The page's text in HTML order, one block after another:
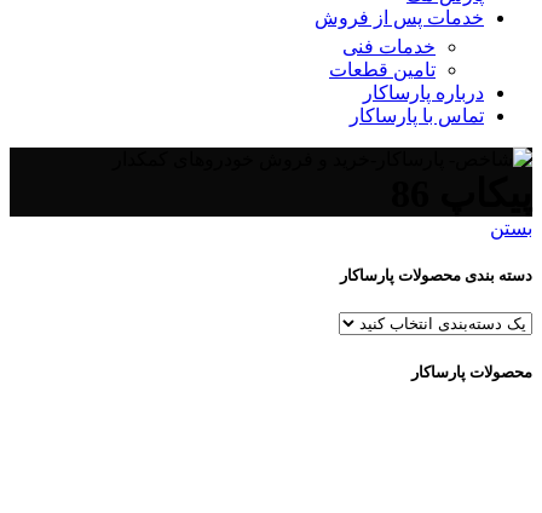
خدمات پس از فروش
خدمات فنی
تامین قطعات
درباره پارساکار
تماس با پارساکار
بستن
دسته بندی محصولات پارساکار
محصولات پارساکار